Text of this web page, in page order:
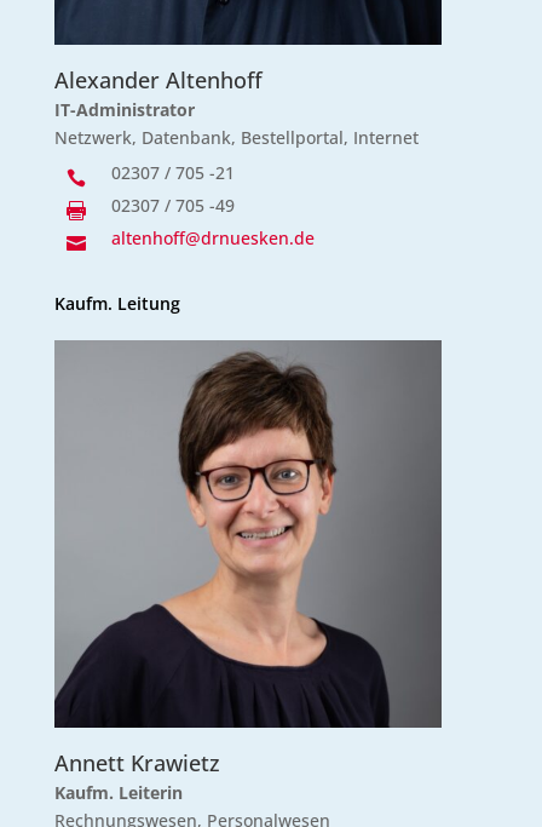
Alexander Altenhoff
IT-Administrator
Netzwerk, Datenbank, Bestellportal, Internet
 02307 / 705 -21
 02307 / 705 -49
 altenhoff@drnuesken.de
Kaufm. Leitung
Annett Krawietz
Kaufm. Leiterin
Rechnungswesen, Personalwesen